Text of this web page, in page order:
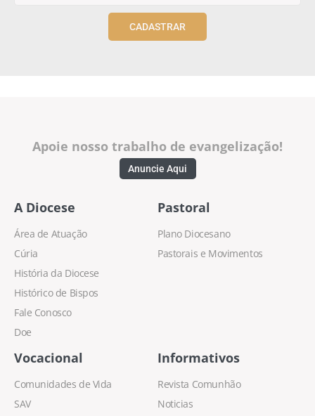
CADASTRAR
Apoie nosso trabalho de evangelização!
Anuncie Aqui
A Diocese
Área de Atuação
Cúria
História da Diocese
Histórico de Bispos
Fale Conosco
Doe
Pastoral
Plano Diocesano
Pastorais e Movimentos
Vocacional
Comunidades de Vida
SAV
Informativos
Revista Comunhão
Noticias